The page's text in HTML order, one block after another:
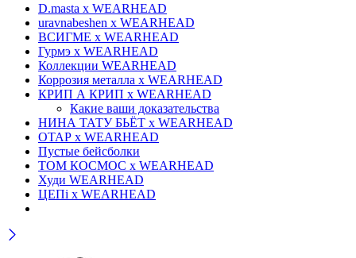
D.masta x WEARHEAD
uravnabeshen x WEARHEAD
ВСИГМЕ x WEARHEAD
Гурмэ x WEARHEAD
Коллекции WEARHEAD
Коррозия металла x WEARHEAD
КРИП А КРИП x WEARHEAD
Какие ваши доказательства
НИНА ТАТУ БЬЁТ x WEARHEAD
ОТАР х WEARHEAD
Пустые бейсболки
ТОМ КОСМОС x WEARHEAD
Худи WEARHEAD
ЦЕПi x WEARHEAD